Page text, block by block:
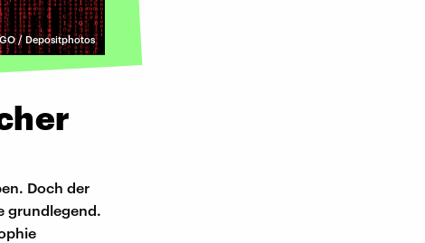
/ Depositphotos
Doch der
grundlegend.